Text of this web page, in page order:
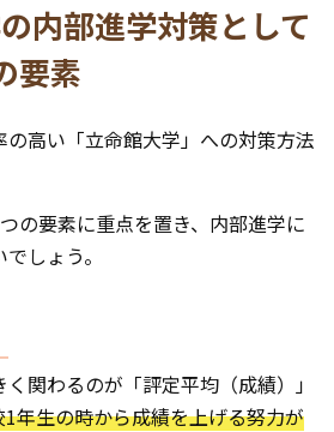
内部進学対策として
要素
の高い「立命館大学」への対策方法
の要素に重点を置き、内部進学に
しょう。
関わるのが「評定平均（成績）」
1年生の時から成績を上げる努力が